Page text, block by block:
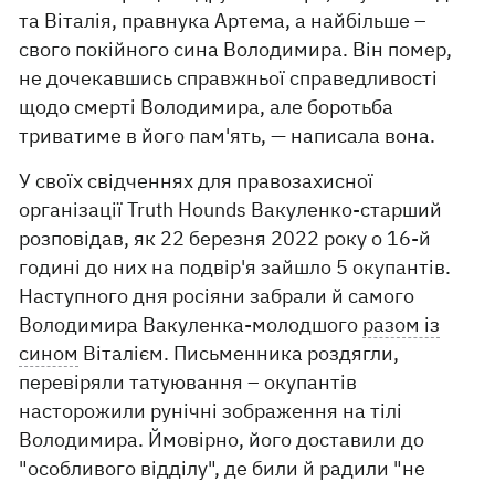
та Віталія, правнука Артема, а найбільше –
свого покійного сина Володимира. Він помер,
не дочекавшись справжньої справедливості
щодо смерті Володимира, але боротьба
триватиме в його пам'ять, — написала вона.
У своїх свідченнях для правозахисної
організації Truth Hounds Вакуленко-старший
розповідав, як 22 березня 2022 року о 16-й
годині до них на подвір'я зайшло 5 окупантів.
Наступного дня росіяни забрали й самого
Володимира Вакуленка-молодшого разом із
сином Віталієм. Письменника роздягли,
перевіряли татуювання – окупантів
насторожили рунічні зображення на тілі
Володимира. Ймовірно, його доставили до
"особливого відділу", де били й радили "не